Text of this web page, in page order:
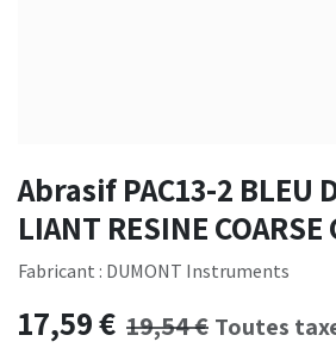
Abrasif PAC13-2 BLEU
LIANT RESINE COARSE
Fabricant : DUMONT Instruments
17,59€ 19,54€ Toutes